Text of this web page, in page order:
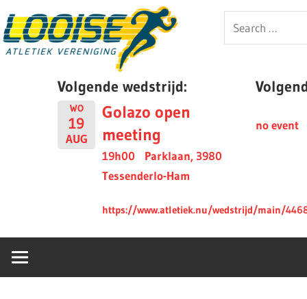
to
content
Looise
Search
for:
Volgende wedstrijd:
WO
19
AUG
Golazo open
meeting
19h00
Parklaan, 3980
Tessenderlo-Ham
https://www.atletiek.nu/wedstrijd/main/
no event